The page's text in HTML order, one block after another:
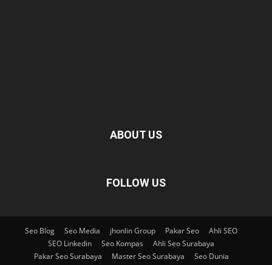
ABOUT US
FOLLOW US
Seo Blog Seo Media jhonlin Group Pakar Seo
Ahli SEO
SEO Linkedin
Seo Kompas
Ahli Seo Surabaya
Pakar Seo Surabaya
Master Seo Surabaya
Seo Dunia